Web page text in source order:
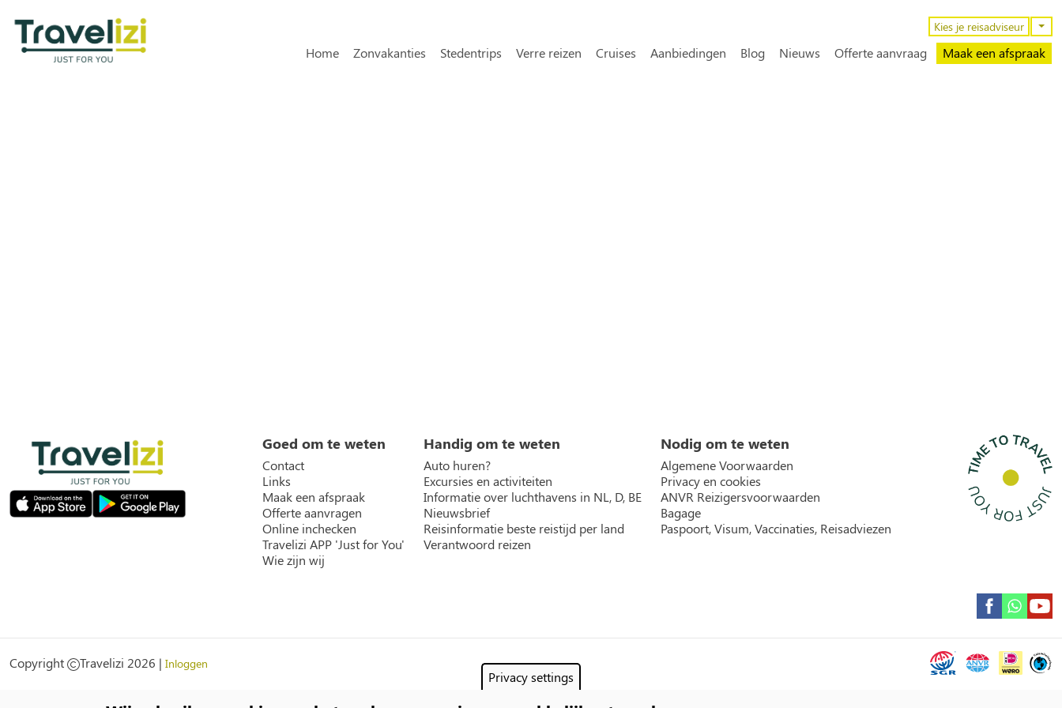
Privacy settings
Kies je reisadviseur
Hoofdnavigatie
Home Zonvakanties Stedentrips Verre reizen Cruises Aanbiedingen Blog Nieuws Offerte aanvraag Maak een afspraak
Goed om te weten
Contact
Links
Maak een afspraak
Offerte aanvragen
Online inchecken
Travelizi APP 'Just for You'
Wie zijn wij
Handig om te weten
Auto huren?
Excursies en activiteiten
Informatie over luchthavens in NL, D, BE
Nieuwsbrief
Reisinformatie beste reistijd per land
Verantwoord reizen
Nodig om te weten
Algemene Voorwaarden
Privacy en cookies
ANVR Reizigersvoorwaarden
Bagage
Paspoort, Visum, Vaccinaties, Reisadviezen
Copyright Travelizi 2026 | Inloggen Garantie icons